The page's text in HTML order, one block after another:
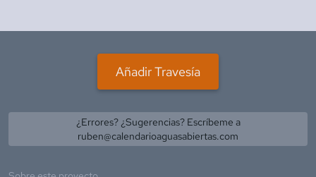
Añadir Travesía
¿Errores? ¿Sugerencias? Escríbeme a
ruben@calendarioaguasabiertas.com